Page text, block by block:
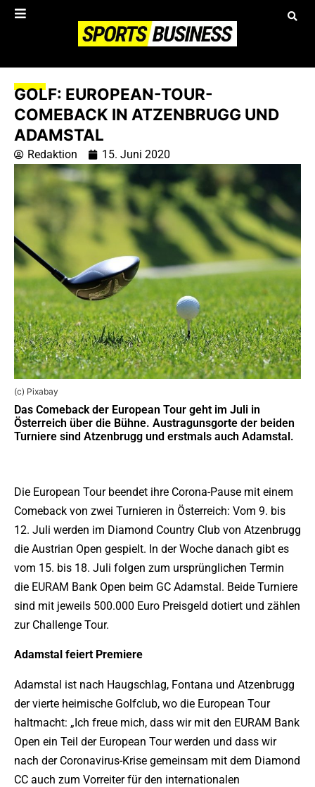
GOLF: EUROPEAN-TOUR-
COMEBACK IN ATZENBRUGG UND
ADAMSTAL
Redaktion 15. Juni 2020
(c) Pixabay
Das Comeback der European Tour geht im Juli in
Österreich über die Bühne. Austragunsgorte der beiden
Turniere sind Atzenbrugg und erstmals auch Adamstal.
Die European Tour beendet ihre Corona-Pause mit einem
Comeback von zwei Turnieren in Österreich: Vom 9. bis
12. Juli werden im Diamond Country Club von Atzenbrugg
die Austrian Open gespielt. In der Woche danach gibt es
vom 15. bis 18. Juli folgen zum ursprünglichen Termin
die EURAM Bank Open beim GC Adamstal. Beide Turniere
sind mit jeweils 500.000 Euro Preisgeld dotiert und zählen
zur Challenge Tour.
Adamstal feiert Premiere
Adamstal ist nach Haugschlag, Fontana und Atzenbrugg
der vierte heimische Golfclub, wo die European Tour
haltmacht: „Ich freue mich, dass wir mit den EURAM Bank
Open ein Teil der European Tour werden und dass wir
nach der Coronavirus-Krise gemeinsam mit dem Diamond
CC auch zum Vorreiter für den internationalen